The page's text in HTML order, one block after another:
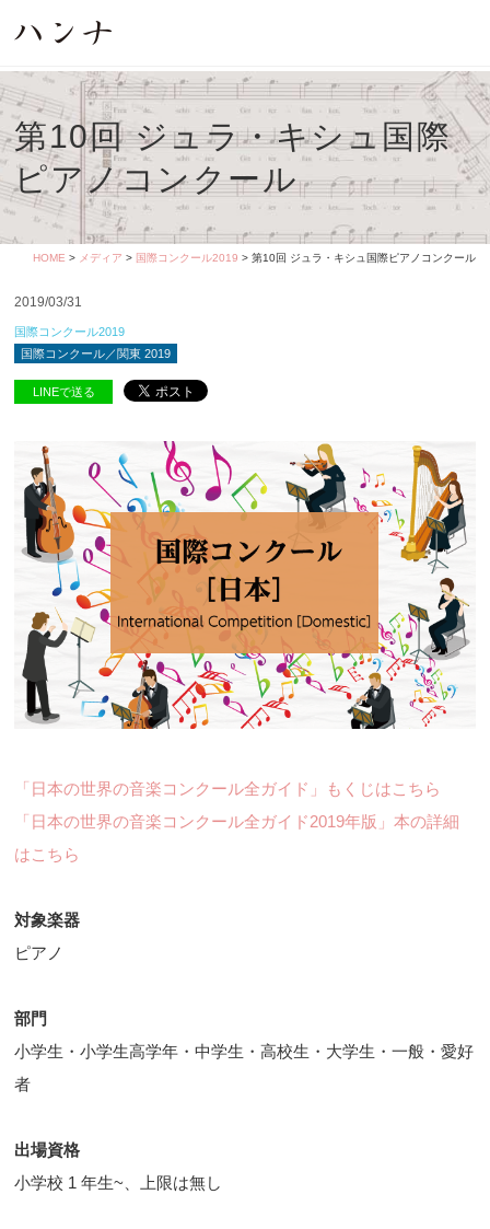
第10回 ジュラ・キシュ国際
ピアノコンクール
HOME > メディア > 国際コンクール2019 > 第10回 ジュラ・キシュ国際ピアノコンクール
2019/03/31
国際コンクール2019
国際コンクール／関東 2019
LINEで送る
「日本の世界の音楽コンクール全ガイド」もくじはこちら
「日本の世界の音楽コンクール全ガイド2019年版」本の詳細
はこちら
対象楽器
ピアノ
部門
小学生・小学生高学年・中学生・高校生・大学生・一般・愛好
者
出場資格
小学校 1 年生~、上限は無し